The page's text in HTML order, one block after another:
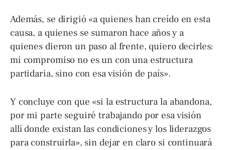
Además, se dirigió «a quienes han creído en esta
causa, a quienes se sumaron hace años y a
quienes dieron un paso al frente, quiero decirles:
mi compromiso no es un con una estructura
partidaria, sino con esa visión de país».
Y concluye con que «si la estructura la abandona,
por mi parte seguiré trabajando por esa visión
allí donde existan las condiciones y los liderazgos
para construirla», sin dejar en claro si continuará